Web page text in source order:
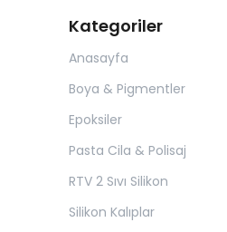
Kategoriler
Anasayfa
Boya & Pigmentler
Epoksiler
Pasta Cila & Polisaj
RTV 2 Sıvı Silikon
Silikon Kalıplar